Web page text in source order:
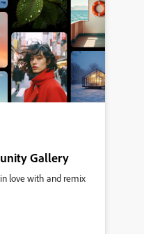
Gallery
love with and remix